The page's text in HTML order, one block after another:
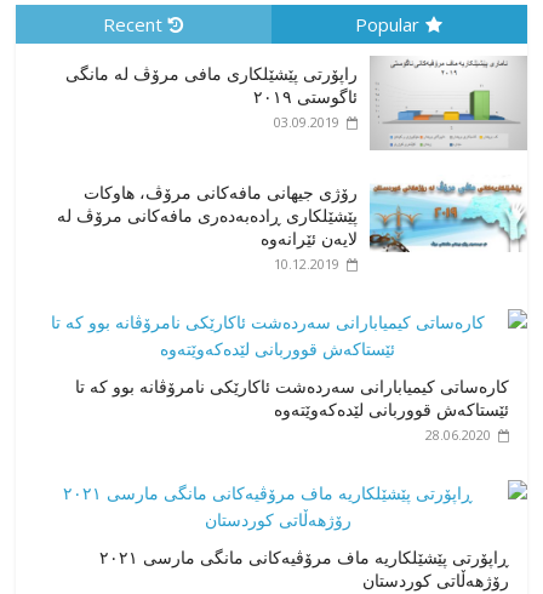
Popular
Recent
راپۆرتی پێشێلكاری مافی مرۆڤ له‌ مانگی
ئاگوستی ٢٠١٩
03.09.2019
رۆژی جیهانی مافەکانی مرۆڤ، هاوکات
پێشێلکاری ڕادەبەدەری مافەکانی مرۆڤ لە
لایەن ئێرانەوە
10.12.2019
کارەساتی کیمیابارانی سەردەشت ئاکارێکی نامرۆڤانە بوو کە تا
ئێستاکەش قووربانی لێدەکەوێتەوە
28.06.2020
ڕاپۆرتی پێشێلکاریە ماف مرۆڤیەکانی مانگی مارسی ٢٠٢١
رۆژهەڵاتی کوردستان